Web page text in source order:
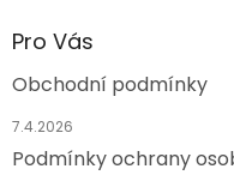
Pro Vás
Obchodní podmínky
7.4.2026
Podmínky ochrany